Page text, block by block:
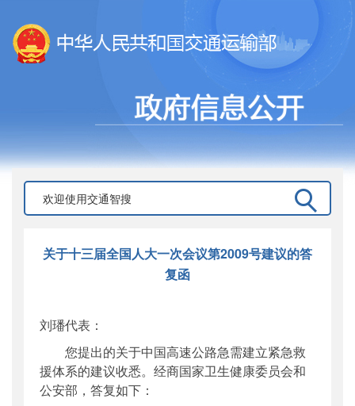
关于十三届全国人大一次会议第2009号建议的答
复函
刘璠代表：
您提出的关于中国高速公路急需建立紧急救
援体系的建议收悉。经商国家卫生健康委员会和
公安部，答复如下：